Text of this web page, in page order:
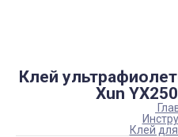
Клей
Xun
Клей